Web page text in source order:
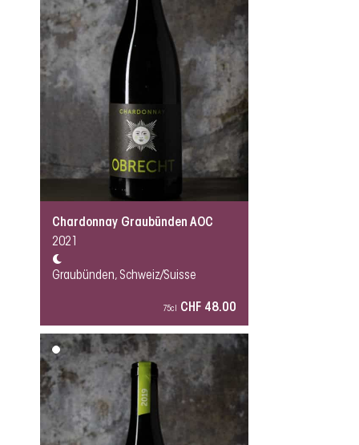
Chardonnay Graubünden AOC
2021
Graubünden, Schweiz/Suisse
75cl CHF 48.00